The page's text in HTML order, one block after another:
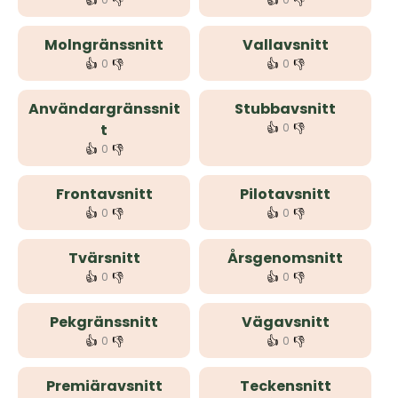
Molngränssnitt
👍 0 👎
Vallavsnitt
👍 0 👎
Användargränssnit
t
👍 0 👎
Stubbavsnitt
👍 0 👎
Frontavsnitt
👍 0 👎
Pilotavsnitt
👍 0 👎
Tvärsnitt
👍 0 👎
Årsgenomsnitt
👍 0 👎
Pekgränssnitt
👍 0 👎
Vägavsnitt
👍 0 👎
Premiäravsnitt Teckensnitt